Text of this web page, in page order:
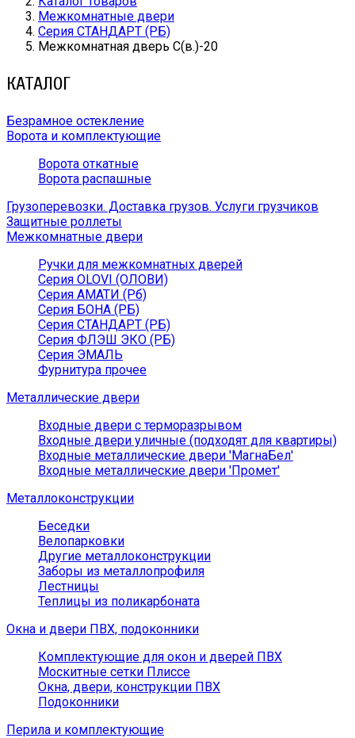
Межкомнатные двери
Серия СТАНДАРТ (РБ)
Межкомнатная дверь С(в.)-20
КАТАЛОГ
Безрамное остекление
Ворота и комплектующие
Ворота откатные
Ворота распашные
Грузоперевозки. Доставка грузов. Услуги грузчиков
Защитные роллеты
Межкомнатные двери
Ручки для межкомнатных дверей
Серия OLOVI (ОЛОВИ)
Серия АМАТИ (Рб)
Серия БОНА (РБ)
Серия СТАНДАРТ (РБ)
Серия ФЛЭШ ЭКО (РБ)
Серия ЭМАЛЬ
Фурнитура прочее
Металлические двери
Входные двери с терморазрывом
Входные двери уличные (подходят для квартиры)
Входные металлические двери 'МагнаБел'
Входные металлические двери 'Промет'
Металлоконструкции
Беседки
Велопарковки
Другие металлоконструкции
Заборы из металлопрофиля
Лестницы
Теплицы из поликарбоната
Окна и двери ПВХ, подоконники
Комплектующие для окон и дверей ПВХ
Москитные сетки Плиссе
Окна, двери, конструкции ПВХ
Подоконники
Перила и комплектующие